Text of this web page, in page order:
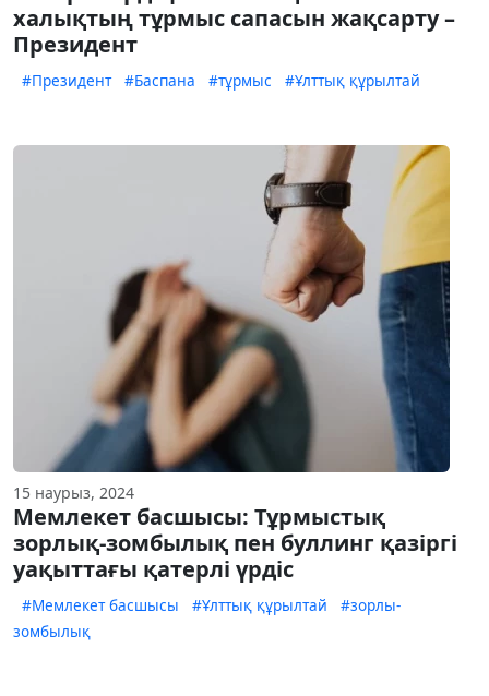
халықтың тұрмыс сапасын жақсарту –
Президент
#Президент #Баспана #тұрмыс #Ұлттық құрылтай
15 наурыз, 2024
Мемлекет басшысы: Тұрмыстық
зорлық-зомбылық пен буллинг қазіргі
уақыттағы қатерлі үрдіс
#Мемлекет басшысы #Ұлттық құрылтай
#зорлы-
зомбылық